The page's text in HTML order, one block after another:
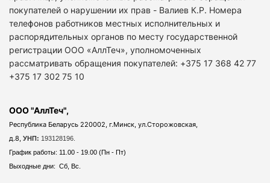
покупателей о нарушении их прав - Валиев К.Р. Номера
телефонов работников местных исполнительных и
распорядительных органов по месту государственной
регистрации ООО «АллТеч», уполномоченных
рассматривать обращения покупателей: +375 17 368 42 77
+375 17 302 75 10
ООО "АллТеч",
Республика Беларусь 220002, г.Минск, ул.Сторожовская,
д.8, УНП: 193128196.
График работы: 11.00 - 19.00 (Пн - Пт)
Выходные дни: Сб, Вс.